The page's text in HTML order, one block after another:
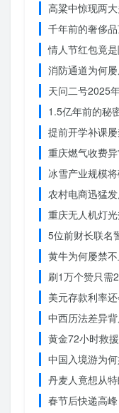
高粱中惊现两
千年前的奢侈
情人节红包竟
消防通道为何
天问二号2025
1.5亿年前的秘
提前开学补课
重庆燃气收费
冰雪产业规模
农村电商迅猛
重庆无人机灯
5位前财长联名
黄牛为何屡禁
刷1万个赞只需
美元存款利率
中西历法差异
黄金72小时救
中国入境游为
丹麦人竟想从
春节后快递高